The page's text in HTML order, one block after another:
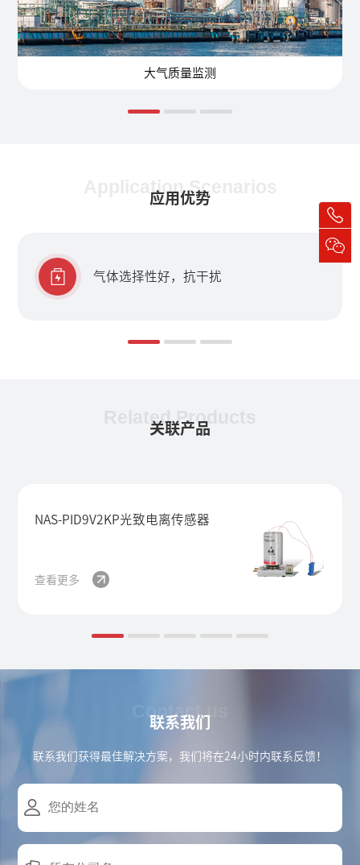
大气质量监测
Application Scenarios
应用优势
气体选择性好，抗干扰
Related Products
关联产品
NAS-PID9V2KP光致电离传感器
查看更多
Contact us
联系我们
联系我们获得最佳解决方案，我们将在24小时内联系反馈！